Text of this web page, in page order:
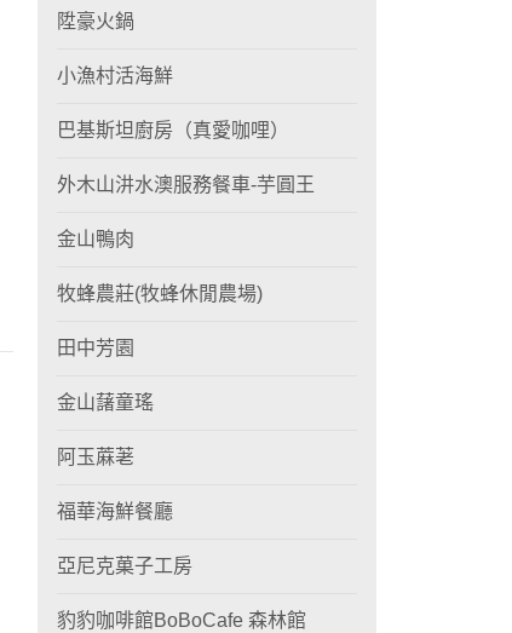
陞豪火鍋
小漁村活海鮮
巴基斯坦廚房（真愛咖哩）
外木山汫水澳服務餐車-芋圓王
金山鴨肉
牧蜂農莊(牧蜂休閒農場)
田中芳園
金山藷童瑤
阿玉蔴荖
福華海鮮餐廳
亞尼克菓子工房
豹豹咖啡館BoBoCafe 森林館